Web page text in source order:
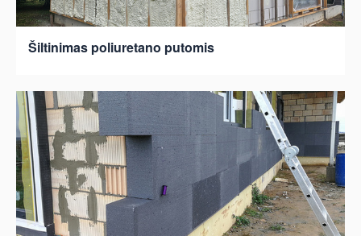
Šiltinimas poliuretano putomis